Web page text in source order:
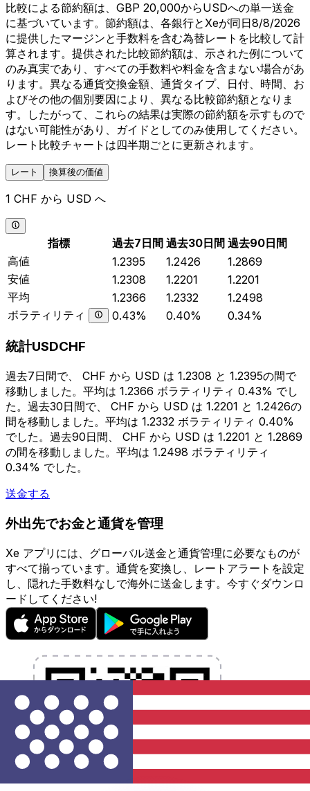
比較による節約額は、GBP 20,000からUSDへの単一送金
に基づいています。節約額は、各銀行とXeが同日8/8/2026
に提供したマージンと手数料を含む為替レートを比較して計
算されます。提供された比較節約額は、示された例について
のみ真実であり、すべての手数料や料金を含まない場合があ
ります。異なる通貨交換金額、通貨タイプ、日付、時間、お
よびその他の個別要因により、異なる比較節約額となりま
す。したがって、これらの結果は実際の節約額を示すもので
はない可能性があり、ガイドとしてのみ使用してください。
レート比較チャートは四半期ごとに更新されます。
レート 換算後の価値
1 CHF から USD へ
指標 過去7日間 過去30日間 過去90日間
高値
1.2395 1.2426
1.2869
安値
1.2308 1.2201
1.2201
平均
1.2366 1.2332
1.2498
ボラティリティ
0.43% 0.40% 0.34%
統計USDCHF
過去7日間で、 CHF から USD は 1.2308 と 1.2395の間で
移動しました。平均は 1.2366 ボラティリティ 0.43% でし
た。過去30日間で、 CHF から USD は 1.2201 と 1.2426の
間を移動しました。平均は 1.2332 ボラティリティ 0.40%
でした。過去90日間、 CHF から USD は 1.2201 と 1.2869
の間を移動しました。平均は 1.2498 ボラティリティ
0.34% でした。
送金する
外出先でお金と通貨を管理
Xe アプリには、グローバル送金と通貨管理に必要なものが
すべて揃っています。通貨を変換し、レートアラートを設定
し、隠れた手数料なしで海外に送金します。今すぐダウンロ
ードしてください!